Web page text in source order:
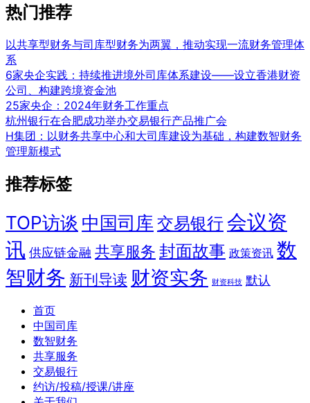
热门推荐
以共享型财务与司库型财务为两翼，推动实现一流财务管理体
系
6家央企实践：持续推进境外司库体系建设——设立香港财资
公司、构建跨境资金池
25家央企：2024年财务工作重点
杭州银行在合肥成功举办交易银行产品推广会
H集团：以财务共享中心和大司库建设为基础，构建数智财务
管理新模式
推荐标签
TOP访谈 中国司库 交易银行会议资
讯 供应链金融 共享服务 封面故事 政策资讯 数
智财务 新刊导读 财资实务 财资科技 默认
首页
中国司库
数智财务
共享服务
交易银行
约访/投稿/授课/讲座